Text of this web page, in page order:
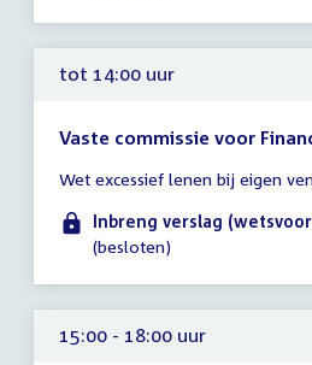
tot 14:00 uur
Vaste commissie voor
vergadering
tot
14:00
Wet excessief lenen bij eigen
Inbreng verslag
(besloten)
15:00 - 18:00 uur